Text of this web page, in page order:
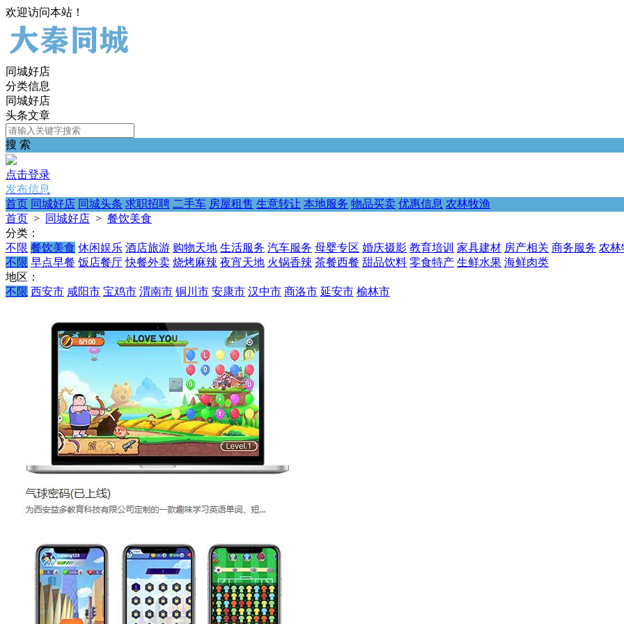
欢迎访问本站！
同城好店
分类信息
同城好店
头条文章
搜 索
点击登录
发布信息
首页 同城好店 同城头条 求职招聘 二手车 房屋租售 生意转让 本地服务 物品买卖 优惠信息 农林牧渔
首页 > 同城好店 > 餐饮美食
分类：
不限 餐饮美食 休闲娱乐 酒店旅游 购物天地 生活服务 汽车服务 母婴专区 婚庆摄影 教育培训 家具建材 房产相关 商务服务 农林
不限 早点早餐 饭店餐厅 快餐外卖 烧烤麻辣 夜宵天地 火锅香辣 茶餐西餐 甜品饮料 零食特产 生鲜水果 海鲜肉类
地区：
不限 西安市 咸阳市 宝鸡市 渭南市 铜川市 安康市 汉中市 商洛市 延安市 榆林市